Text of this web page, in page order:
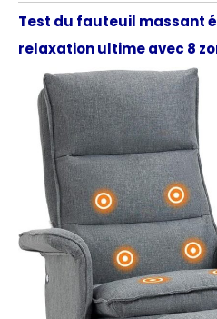
Test du fauteuil massant
relaxation ultime avec 8